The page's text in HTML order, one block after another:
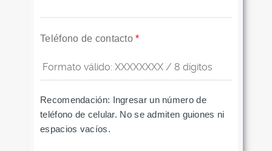
Teléfono de contacto*
Recomendación: Ingresar un número de
teléfono de celular. No se admiten guiones ni
espacios vacíos.